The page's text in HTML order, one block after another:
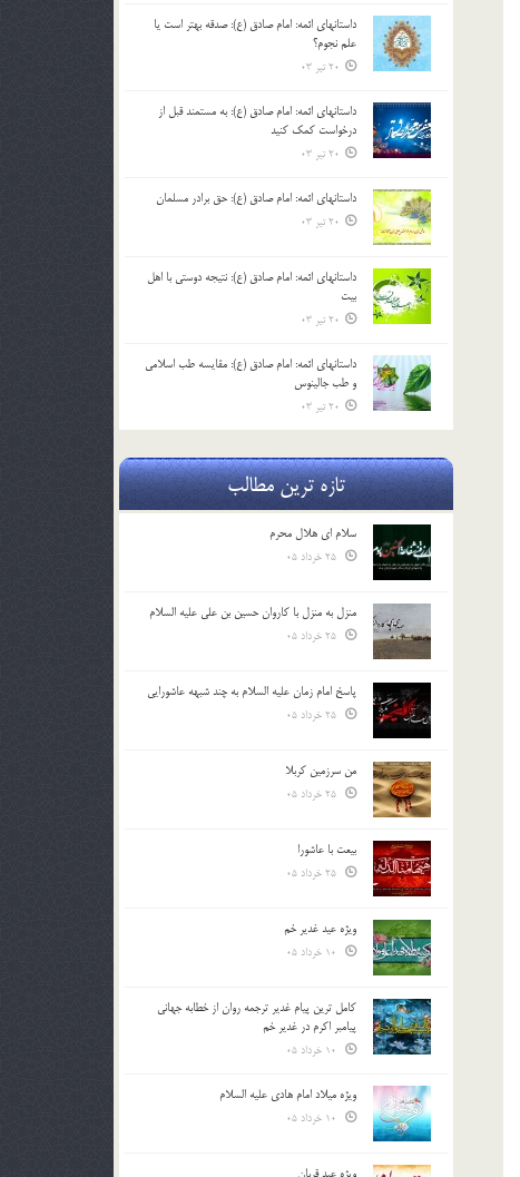
داستانهای ائمه: امام صادق (ع): صدقه بهتر است یا
علم نجوم؟
20 تیر 03
داستانهای ائمه: امام صادق (ع): به مستمند قبل از
درخواست کمک کنید
20 تیر 03
داستانهای ائمه: امام صادق (ع): حق برادر مسلمان
20 تیر 03
داستانهای ائمه: امام صادق (ع): نتیجه دوستی با اهل
بیت
20 تیر 03
داستانهای ائمه: امام صادق (ع): مقایسه طب اسلامی
و طب جالینوس
20 تیر 03
تازه ترین مطالب
سلام ای هلال محرم
منزل به منزل با کاروان حسین بن علی علیه السلام
پاسخ امام زمان علیه السلام به چند شبهه عاشورایی
من سرزمین کربلا
بیعت با عاشورا
ویژه عید غدیر خم
کامل ترین پیام غدیر ترجمه روان از خطابه جهانی
پیامبر اکرم در غدیر خم
ویژه میلاد امام هادی علیه السلام